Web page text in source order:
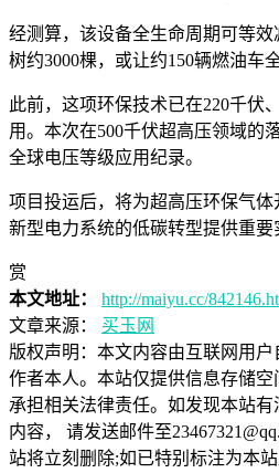
经测算，该设备全生命周期可等效
树约3000棵，或让约150辆燃油车
此前，这项环保技术已在220千伏
用。本次在500千伏超高压领域的
全球电压等级应用纪录。
项目投运后，将为超高压环保气
新型电力系统的低碳转型提供重要
赏
本文地址：
http://maiyu.cc/
文章来源：
买玉网
版权声明： 本文内容由互联网用
作者本人。本站仅提供信息存储
承担相关法律责任。如发现本站
内容， 请发送邮件至
站将立刻删除;如已特别标注为本